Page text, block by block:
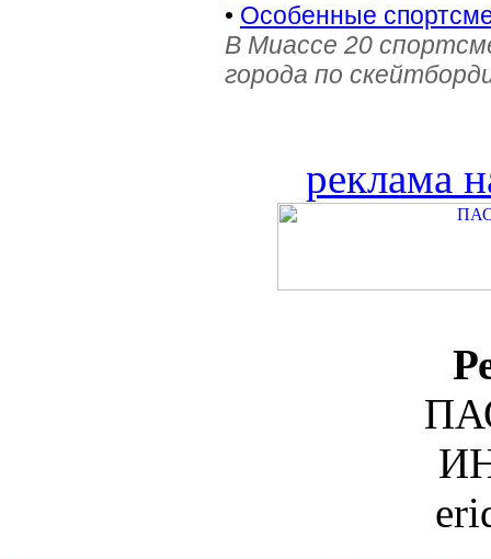
• Особенные
В Миассе 20
города по
реклама